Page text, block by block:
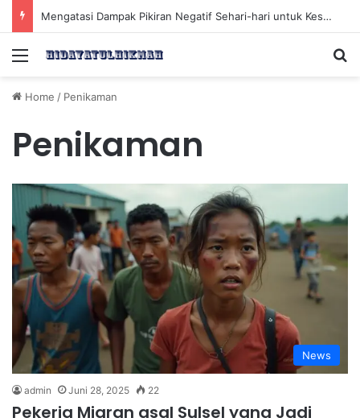
Mengatasi Dampak Pikiran Negatif Sehari-hari untuk Kesehatan Mental yang Lebih Baik
Menu
Home / Penikaman
Penikaman
News
admin Juni 28, 2025 22
Pekerja Migran asal Sulsel yang Jadi